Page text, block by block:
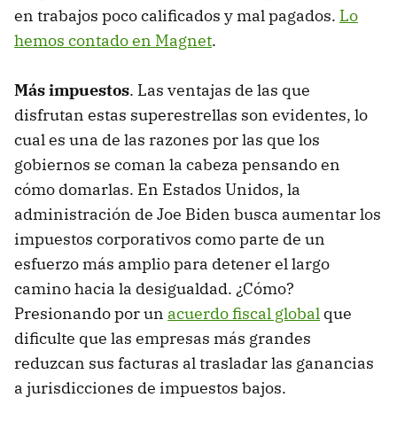
en trabajos poco calificados y mal pagados. Lo
hemos contado en Magnet.
Más impuestos. Las ventajas de las que
disfrutan estas superestrellas son evidentes, lo
cual es una de las razones por las que los
gobiernos se coman la cabeza pensando en
cómo domarlas. En Estados Unidos, la
administración de Joe Biden busca aumentar los
impuestos corporativos como parte de un
esfuerzo más amplio para detener el largo
camino hacia la desigualdad. ¿Cómo?
Presionando por un acuerdo fiscal global que
dificulte que las empresas más grandes
reduzcan sus facturas al trasladar las ganancias
a jurisdicciones de impuestos bajos.